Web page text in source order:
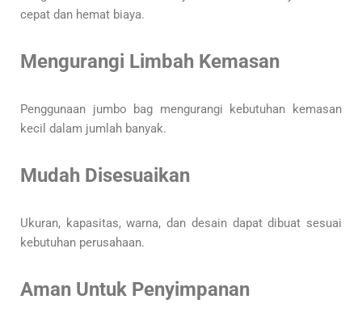
cepat dan hemat biaya.
Mengurangi Limbah Kemasan
Penggunaan jumbo bag mengurangi kebutuhan kemasan
kecil dalam jumlah banyak.
Mudah Disesuaikan
Ukuran, kapasitas, warna, dan desain dapat dibuat sesuai
kebutuhan perusahaan.
Aman Untuk Penyimpanan